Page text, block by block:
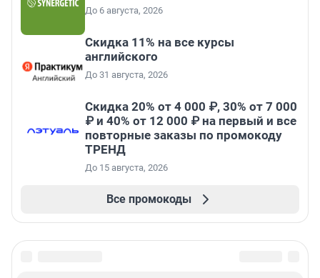
До 6 августа, 2026
Скидка 11% на все курсы
английского
До 31 августа, 2026
Скидка 20% от 4 000 ₽, 30% от 7 000
₽ и 40% от 12 000 ₽ на первый и все
повторные заказы по промокоду
ТРЕНД
До 15 августа, 2026
Все промокоды